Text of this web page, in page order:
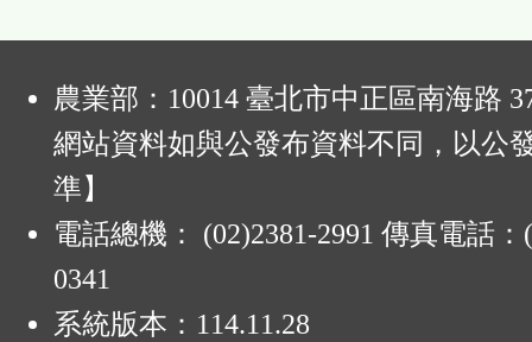
農業部：10014 臺北市中正區南海路
網站資料如與公發布資料不同，以公
準】
電話總機： (02)2381-2991 傳真電話：
0341
系統版本： 114.11.28